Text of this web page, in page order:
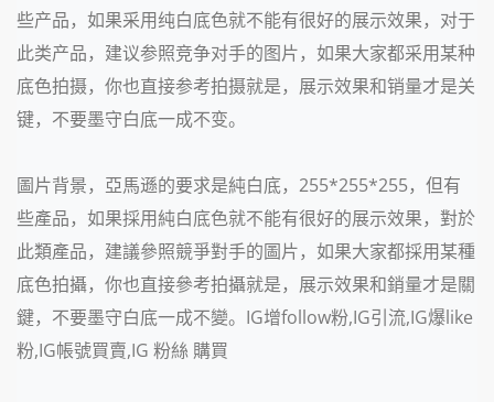
些产品，如果采用纯白底色就不能有很好的展示效果，对于
此类产品，建议参照竞争对手的图片，如果大家都采用某种
底色拍摄，你也直接参考拍摄就是，展示效果和销量才是关
键，不要墨守白底一成不变。
圖片背景，亞馬遜的要求是純白底，255*255*255，但有
些產品，如果採用純白底色就不能有很好的展示效果，對於
此類產品，建議參照競爭對手的圖片，如果大家都採用某種
底色拍攝，你也直接參考拍攝就是，展示效果和銷量才是關
鍵，不要墨守白底一成不變。IG增follow粉,IG引流,IG爆like
粉,IG帳號買賣,IG 粉絲 購買